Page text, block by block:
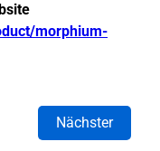
morphium-
Nächster